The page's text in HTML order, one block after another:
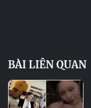
BÀI LIÊN QUAN